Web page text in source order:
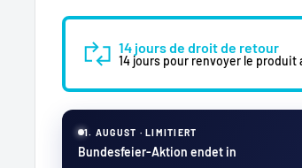
14 jours de droit de retour
14 jours pour renvoyer le produit
1. AUGUST · LIMITIERT
Bundesfeier-Aktion endet in